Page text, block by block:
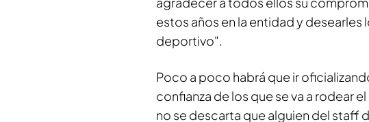
estos años en la entidad y desearles
deportivo".
Poco a poco habrá que ir
confianza de los que se va a rodear
no se descarta que alguien del staff